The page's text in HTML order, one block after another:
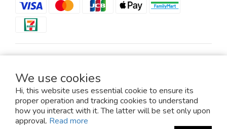
We use cookies
Hi, this website uses essential cookie to ensure its
proper operation and tracking cookies to understand
how you interact with it. The latter will be set only upon
approval. Read more